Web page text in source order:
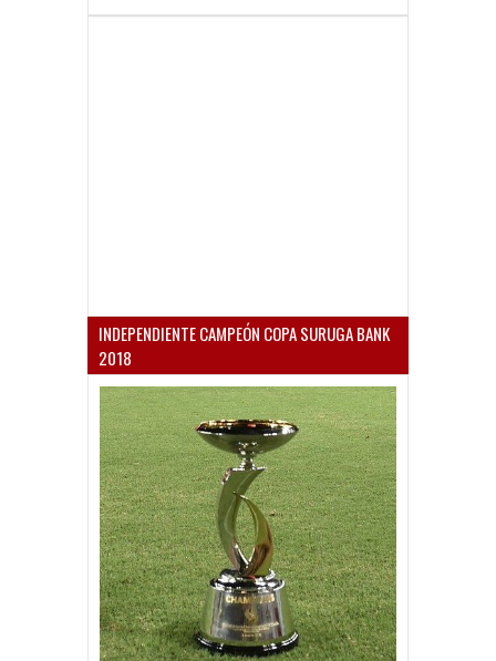
INDEPENDIENTE CAMPEÓN COPA SURUGA BANK
2018